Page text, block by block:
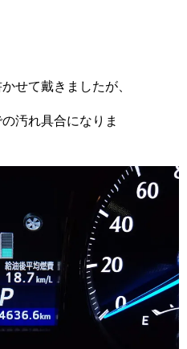
せて戴きましたが、
汚れ具合になりま